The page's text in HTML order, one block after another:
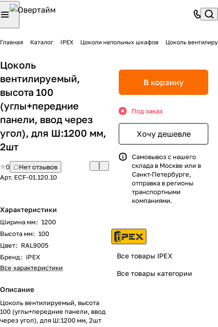
Главная Каталог IPEX Цоколи напольных шкафов Цоколь
Цоколь
вентилируемый,
высота 100
(углы+передние
панели, ввод через
угол), для Ш:1200 мм,
2шт
0
Нет отзывов
Арт. ECF-01.120.10
Характеристики
Ширина мм: 1200
Высота мм: 100
Цвет: RAL9005
Бренд: IPEX
Все характеристики
Описание
Цоколь вентилируемый, высота
100 (углы+передние панели, ввод
через угол), для Ш:1200 мм, 2шт
В корзину
Под заказ
Хочу дешевле
Самовывоз с нашего
склада в Москве или в
Санкт-Петербурге,
отправка в регионы
транспортными
компаниями.
Все товары IPEX
Все товары категории